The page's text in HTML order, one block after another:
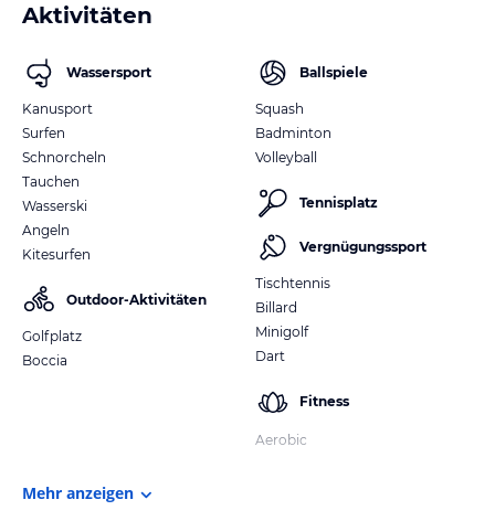
Aktivitäten
Wassersport
Kanusport
Surfen
Schnorcheln
Tauchen
Wasserski
Angeln
Kitesurfen
Outdoor-Aktivitäten
Golfplatz
Boccia
Ballspiele
Squash
Badminton
Volleyball
Tennisplatz
Vergnügungssport
Tischtennis
Billard
Minigolf
Dart
Fitness
Aerobic
Mehr anzeigen